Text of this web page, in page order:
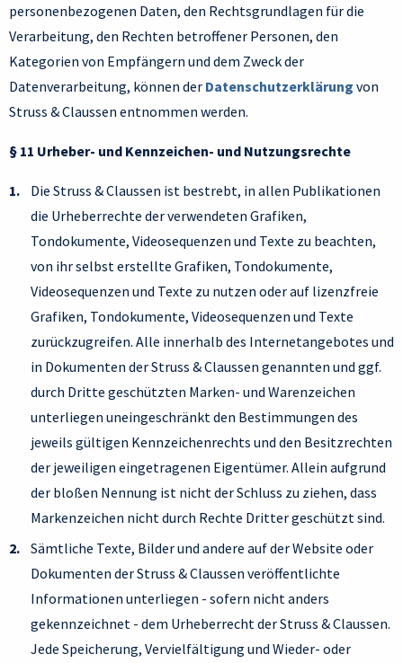
personenbezogenen Daten, den Rechtsgrundlagen für die
Verarbeitung, den Rechten betroffener Personen, den
Kategorien von Empfängern und dem Zweck der
Datenverarbeitung, können der Datenschutzerklärung von
Struss & Claussen entnommen werden.
§ 11 Urheber- und Kennzeichen- und Nutzungsrechte
Die Struss & Claussen ist bestrebt, in allen Publikationen
die Urheberrechte der verwendeten Grafiken,
Tondokumente, Videosequenzen und Texte zu beachten,
von ihr selbst erstellte Grafiken, Tondokumente,
Videosequenzen und Texte zu nutzen oder auf lizenzfreie
Grafiken, Tondokumente, Videosequenzen und Texte
zurückzugreifen. Alle innerhalb des Internetangebotes und
in Dokumenten der Struss & Claussen genannten und ggf.
durch Dritte geschützten Marken- und Warenzeichen
unterliegen uneingeschränkt den Bestimmungen des
jeweils gültigen Kennzeichenrechts und den Besitzrechten
der jeweiligen eingetragenen Eigentümer. Allein aufgrund
der bloßen Nennung ist nicht der Schluss zu ziehen, dass
Markenzeichen nicht durch Rechte Dritter geschützt sind.
Sämtliche Texte, Bilder und andere auf der Website oder
Dokumenten der Struss & Claussen veröffentlichte
Informationen unterliegen - sofern nicht anders
gekennzeichnet - dem Urheberrecht der Struss & Claussen.
Jede Speicherung, Vervielfältigung und Wieder- oder